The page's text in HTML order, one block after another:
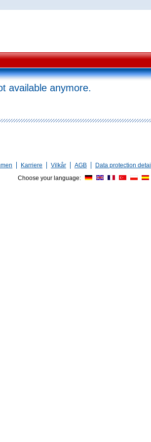
available anymore.
Karriere Vilkår AGB Data protection
Choose your language: